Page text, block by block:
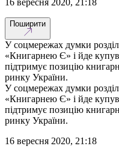
Поширити
У соцмережах думки
«Книгарнею Є» і йде
підтримує позицію
ринку України.
У соцмережах думки
«Книгарнею Є» і йде
підтримує позицію
ринку України.
16 вересня 2020, 21:18